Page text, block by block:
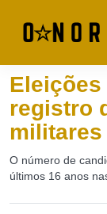
Eleições
registro
O número de
últimos 16 anos